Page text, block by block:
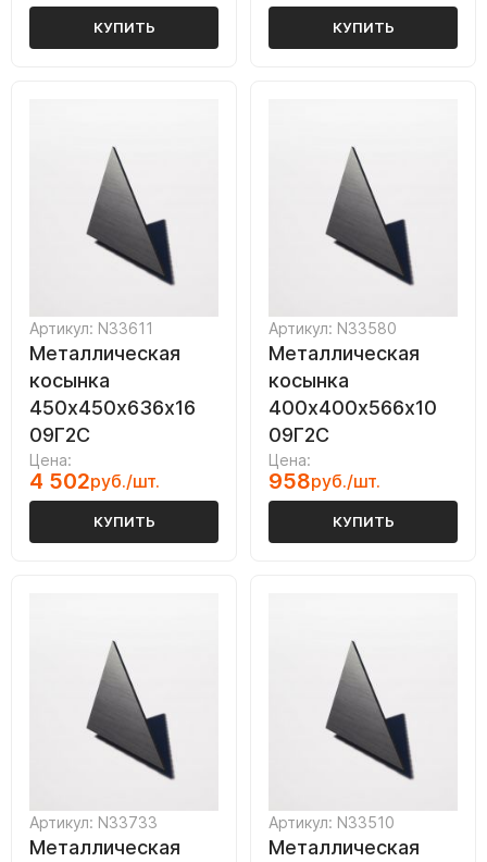
КУПИТЬ КУПИТЬ
Артикул: N33611
Металлическая
косынка
450х450х636х16
09Г2С
Цена:
4 502руб./шт.
КУПИТЬ
Артикул: N33580
Металлическая
косынка
400х400х566х10
09Г2С
Цена:
958руб./шт.
КУПИТЬ
Артикул: N33733
Металлическая
Артикул: N33510
Металлическая